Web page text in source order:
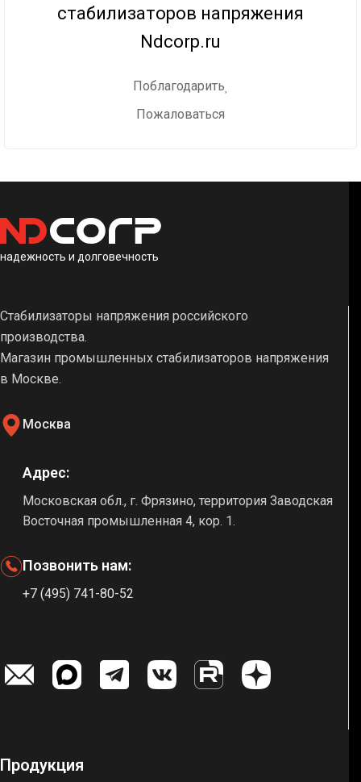
стабилизаторов напряжения
Ndcorp.ru
Поблагодарить
Пожаловаться
надежность и долговечность
Стабилизаторы напряжения российского
производства.
Магазин промышленных стабилизаторов напряжения
в Москве.
Москва
Адрес:
Московская обл., г. Фрязино, территория Заводская
Восточная промышленная 4, кор. 1.
Позвонить нам:
+7 (495) 741-80-52
Продукция